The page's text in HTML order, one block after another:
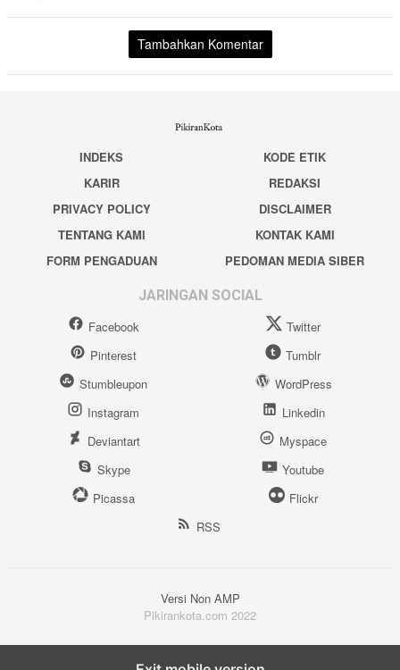
Tambahkan Komentar
INDEKS
KODE ETIK
KARIR
REDAKSI
PRIVACY POLICY
DISCLAIMER
TENTANG KAMI
KONTAK KAMI
FORM PENGADUAN
PEDOMAN MEDIA SIBER
JARINGAN SOCIAL
Facebook
Twitter
Pinterest
Tumblr
Stumbleupon
WordPress
Instagram
Linkedin
Deviantart
Myspace
Skype
Youtube
Picassa
Flickr
RSS
Versi Non AMP
Pikirankota.com 2022